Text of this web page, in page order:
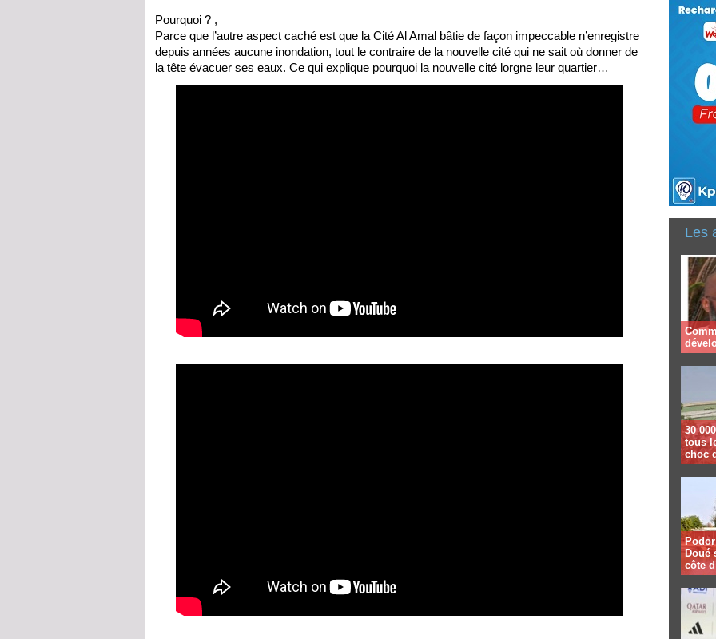
Pourquoi ? ,
Parce que l’autre aspect caché est que la Cité Al Amal bâtie de façon impeccable n’enregistre
depuis années aucune inondation, tout le contraire de la nouvelle cité qui ne sait où donner de
la tête évacuer ses eaux. Ce qui explique pourquoi la nouvelle cité lorgne leur quartier…
Les
30
tous
choc
Doué
côte